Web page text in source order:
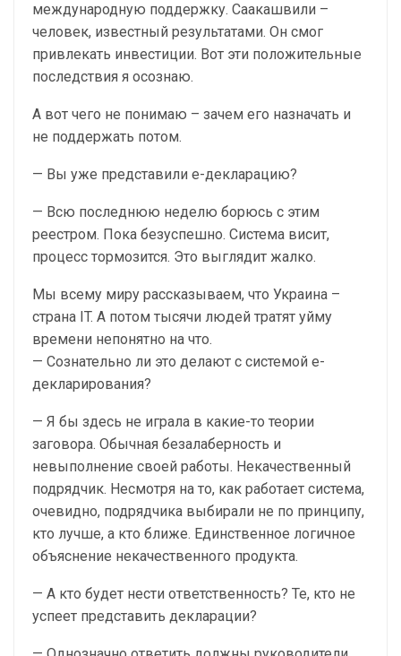
международную поддержку. Саакашвили –
человек, известный результатами. Он смог
привлекать инвестиции. Вот эти положительные
последствия я осознаю.
А вот чего не понимаю – зачем его назначать и
не поддержать потом.
— Вы уже представили е-декларацию?
— Всю последнюю неделю борюсь с этим
реестром. Пока безуспешно. Система висит,
процесс тормозится. Это выглядит жалко.
Мы всему миру рассказываем, что Украина –
страна IT. А потом тысячи людей тратят уйму
времени непонятно на что.
— Сознательно ли это делают с системой е-
декларирования?
— Я бы здесь не играла в какие-то теории
заговора. Обычная безалаберность и
невыполнение своей работы. Некачественный
подрядчик. Несмотря на то, как работает система,
очевидно, подрядчика выбирали не по принципу,
кто лучше, а кто ближе. Единственное логичное
объяснение некачественного продукта.
— А кто будет нести ответственность? Те, кто не
успеет представить декларации?